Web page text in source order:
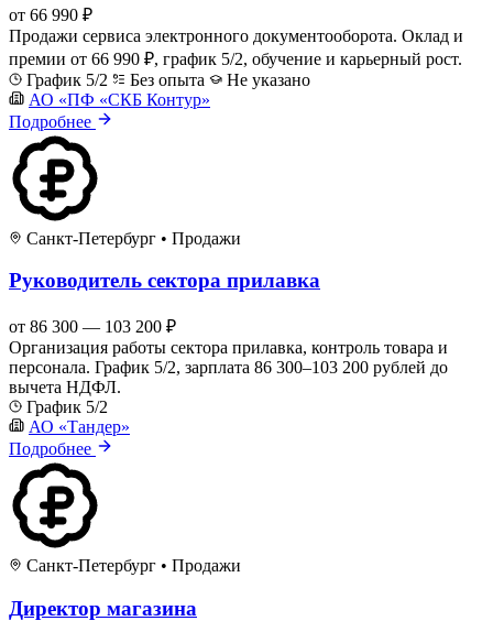
от 66 990 ₽
Продажи сервиса электронного документооборота. Оклад и
премии от 66 990 ₽, график 5/2, обучение и карьерный рост.
График 5/2
Без опыта
Не указано
АО «ПФ «СКБ Контур»
Подробнее
Санкт-Петербург • Продажи
Руководитель сектора прилавка
от 86 300 — 103 200 ₽
Организация работы сектора прилавка, контроль товара и
персонала. График 5/2, зарплата 86 300–103 200 рублей до
вычета НДФЛ.
График 5/2
АО «Тандер»
Подробнее
Санкт-Петербург • Продажи
Директор магазина